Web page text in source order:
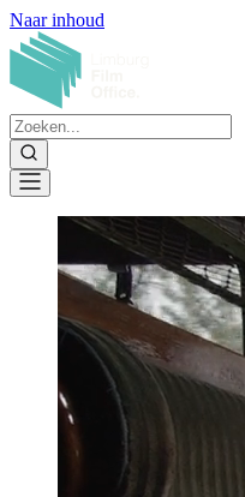
Naar inhoud